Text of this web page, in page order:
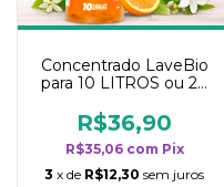
Concentrado LaveBio
para 10 LITROS ou 20
rendimento da
categoria - Flor de
Laranjeira
R$36,90
R$35,06 com Pix
3 x de R$12,30 sem juros